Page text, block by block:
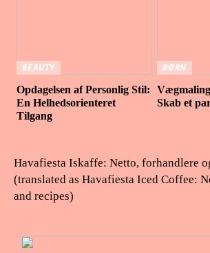
BEAUTY
Opdagelsen af Personlig Stil:
En Helhedsorienteret
Tilgang
BØRN
Skab et
Havafiesta Iskaffe: Netto, forhandlere
(translated as Havafiesta Iced Coffee:
and recipes)